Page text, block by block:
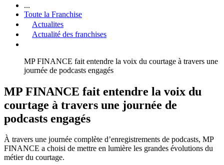
...
Toute la Franchise
Actualites
Actualité des franchises
MP FINANCE fait entendre la voix du courtage à travers une
journée de podcasts engagés
MP FINANCE fait entendre la voix du
courtage à travers une journée de
podcasts engagés
À travers une journée complète d’enregistrements de podcasts, MP
FINANCE a choisi de mettre en lumière les grandes évolutions du
métier du courtage.